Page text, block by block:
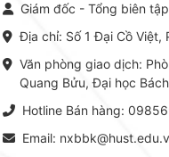
thuật thực hành -> Ứng dụng
chuyên ngành, được NXB Bách
khoa Hà Nội ấn hành cả hai
phiên bản sách giấy và điện tử.
Giám đốc - Tổng biên
Địa chỉ: Số 1 Đại Cồ Việt,
Văn phòng giao dịch:
Quang Bửu, Đại học
Hotline Bán hàng:
Email: